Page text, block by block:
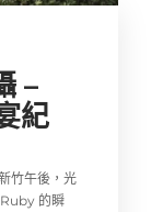
–
紀
竹午後，光
的瞬